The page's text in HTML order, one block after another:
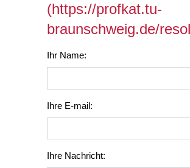
(https://profkat.tu-
braunschweig.de/
Ihr Name:
Ihre E-mail:
Ihre Nachricht: